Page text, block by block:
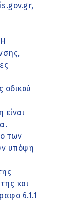
οδικού
των
υπόψη
και
6.1.1